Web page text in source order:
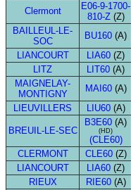
Clermont
E06-9-1700-
810-Z(Z)
BAILLEUL-LE-
SOC
BU160 (A)
LIANCOURT
LIA60 (Z)
LITZ
LIT60 (A)
MAIGNELAY-
MONTIGNY
MAI60(A)
LIEUVILLERS
LIU60(A)
BREUIL-LE-SEC
B3E60 (A)
(HD)
(CLE60)
CLERMONT CLE60(Z)
LIANCOURT
LIA60 (Z)
RIEUX
RIE60(A)